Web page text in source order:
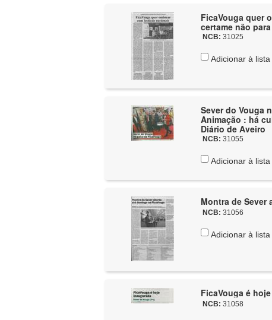
FicaVouga quer
certame não
NCB:31025
Adicionar à lista
Sever do Vouga
Animação : há
Diário de Aveiro
NCB:31055
Adicionar à lista
Montra de Sever
NCB:31056
Adicionar à lista
FicaVouga é
NCB:31058